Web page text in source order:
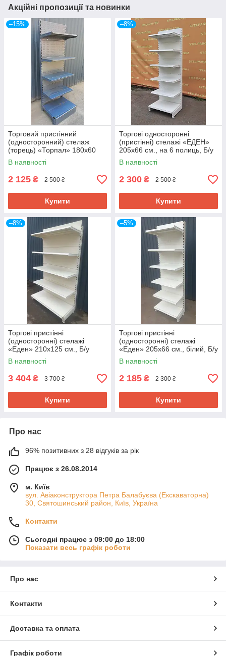
Акційні пропозиції та новинки
–15%
Торговий пристінний
(односторонний) стелаж
(торець) «Торпал» 180х60
см., RAL-7024, Б/у
В наявності
2 125 ₴ 2 500 ₴
Купити
–8%
Торгові односторонні
(пристінні) стелажі «ЕДЕН»
205х66 см., на 6 полиць, Б/у
В наявності
2 300 ₴ 2 500 ₴
Купити
–8%
Торгові пристінні
(односторонні) стелажі
«Еден» 210х125 см., Б/у
В наявності
3 404 ₴ 3 700 ₴
Купити
–5%
Торгові пристінні
(односторонні) стелажі
«Еден» 205х66 см., білий, Б/у
В наявності
2 185 ₴ 2 300 ₴
Купити
Про нас
96% позитивних з 28 відгуків за рік
Працює з 26.08.2014
м. Київ
вул. Авіаконструктора Петра Балабуєва (Екскаваторна)
30, Святошинський район, Київ, Україна
Контакти
Сьогодні працює з 09:00 до 18:00
Показати весь графік роботи
Про нас
Контакти
Доставка та оплата
Графік роботи